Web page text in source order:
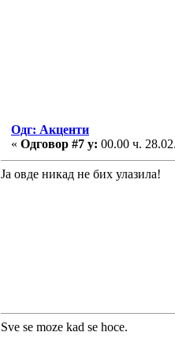
Одг: Акценти
« Одговор #7 у: 00.00 ч.
Ја овде никад не бих улазила!
Sve se moze kad se hoce.